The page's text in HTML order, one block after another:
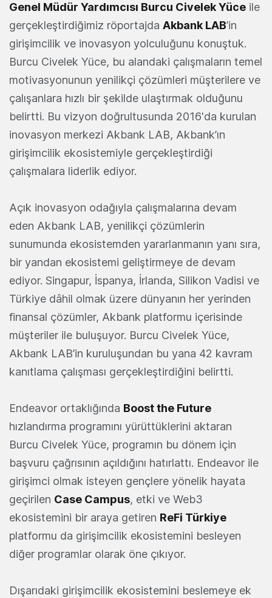
Genel Müdür Yardımcısı Burcu Civelek Yüce ile
gerçekleştirdiğimiz röportajda Akbank LAB’in
girişimcilik ve inovasyon yolculuğunu konuştuk.
Burcu Civelek Yüce, bu alandaki çalışmaların temel
motivasyonunun yenilikçi çözümleri müşterilere ve
çalışanlara hızlı bir şekilde ulaştırmak olduğunu
belirtti. Bu vizyon doğrultusunda 2016'da kurulan
inovasyon merkezi Akbank LAB, Akbank’ın
girişimcilik ekosistemiyle gerçekleştirdiği
çalışmalara liderlik ediyor.
Açık inovasyon odağıyla çalışmalarına devam
eden Akbank LAB, yenilikçi çözümlerin
sunumunda ekosistemden yararlanmanın yanı sıra,
bir yandan ekosistemi geliştirmeye de devam
ediyor. Singapur, İspanya, İrlanda, Silikon Vadisi ve
Türkiye dâhil olmak üzere dünyanın her yerinden
finansal çözümler, Akbank platformu içerisinde
müşteriler ile buluşuyor. Burcu Civelek Yüce,
Akbank LAB’in kuruluşundan bu yana 42 kavram
kanıtlama çalışması gerçekleştirdiğini belirtti.
Endeavor ortaklığında Boost the Future
hızlandırma programını yürüttüklerini aktaran
Burcu Civelek Yüce, programın bu dönem için
başvuru çağrısının açıldığını hatırlattı. Endeavor ile
girişimci olmak isteyen gençlere yönelik hayata
geçirilen Case Campus, etki ve Web3
ekosistemini bir araya getiren ReFi Türkiye
platformu da girişimcilik ekosistemini besleyen
diğer programlar olarak öne çıkıyor.
Dışarıdaki girişimcilik ekosistemini beslemeye ek